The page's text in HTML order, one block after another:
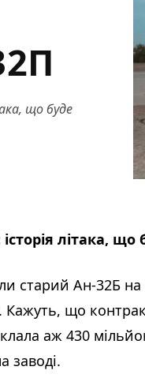
що буде
літака, що
старий Ан-32Б
що
аж 430
заводі.